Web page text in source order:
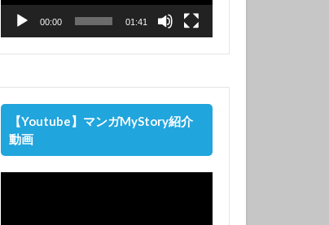
00:00 01:41
【Youtube】マンガMyStory紹介
動画
動